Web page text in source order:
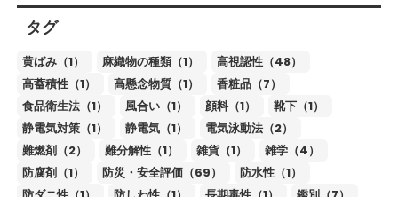
タグ
黄ばみ（1） 麻織物の種類（1）
高視認性（48）
高蓄積性（1）
高懸念物質（1）
香粧品（7）
食品衛生法（1）
風合い（1） 顔料（1）
靴下（1）
静電気対策（1）
静電気（1）
電気泳動法（2）
難燃剤（2）
難分解性（1） 雑貨（1）
雑学（4）
防腐剤（1）
防災・安全評価（69）
防水性（1）